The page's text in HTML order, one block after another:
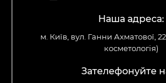
Наша адреса:
м. Київ, вул. Ганни Ахматової,
косметологія)
Зателефонуйте